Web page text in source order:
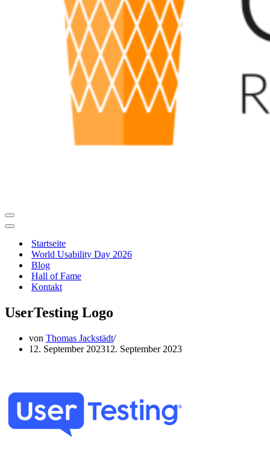
Navigationsmenü
Navigationsmenü
Startseite
World Usability Day 2026
Blog
Hall of Fame
Kontakt
UserTesting Logo
von Thomas Jackstädt
12. September 202312. September 2023